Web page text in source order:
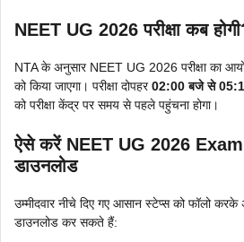
NEET UG 2026 परीक्षा कब
NTA के अनुसार NEET UG 2026 परीक्षा का
को किया जाएगा। परीक्षा दोपहर02:00 बजे से
को परीक्षा केंद्र पर समय से पहले पहुंचना होगा।
ऐसे करें NEET UG 2026
डाउनलोड
उम्मीदवार नीचे दिए गए आसान स्टेप्स को फॉलो
डाउनलोड कर सकते हैं: